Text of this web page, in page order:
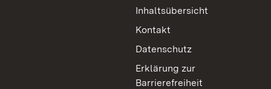
Inhaltsübersicht
Kontakt
Datenschutz
Erklärung zur
Barrierefreiheit